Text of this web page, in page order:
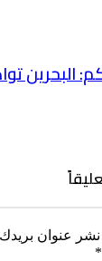
البحرين
عنوان بريدك
*